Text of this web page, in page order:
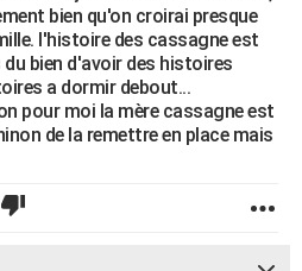
bien qu'on croirai presque
l'histoire des cassagne est
bien d'avoir des histoires
a dormir debout...
pour moi la mère cassagne est
de la remettre en place mais